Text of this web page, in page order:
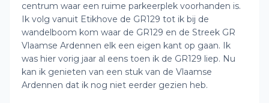
centrum waar een ruime parkeerplek voorhanden is.
Ik volg vanuit Etikhove de GR129 tot ik bij de
wandelboom kom waar de GR129 en de Streek GR
Vlaamse Ardennen elk een eigen kant op gaan. Ik
was hier vorig jaar al eens toen ik de GR129 liep. Nu
kan ik genieten van een stuk van de Vlaamse
Ardennen dat ik nog niet eerder gezien heb.